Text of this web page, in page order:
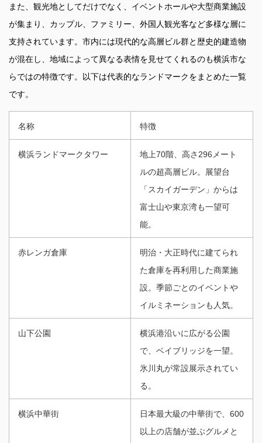
また、観光地としてだけでなく、イベントホールや大型商業施設
が集まり、カップル、ファミリー、外国人観光客など多様な層に
支持されています。市内には現代的な高層ビル群と歴史的建造物
が混在し、地域によって異なる表情を見せてくれるのも横浜市な
らではの特徴です。以下は代表的なランドマークをまとめた一覧
です。
名称 特徴
横浜ランドマークタワー
地上70階、高さ296メート
ルの超高層ビル。展望台
「スカイガーデン」からは
富士山や東京湾も一望可
能。
赤レンガ倉庫
明治・大正時代に建てられ
た倉庫を再利用した商業施
設。季節ごとのイベントや
イルミネーションも人気。
山下公園
横浜港沿いに広がる公園
で、ベイブリッジを一望。
氷川丸が常設展示されてい
る。
横浜中華街
日本最大級の中華街で、600
以上の店舗が並ぶグルメと